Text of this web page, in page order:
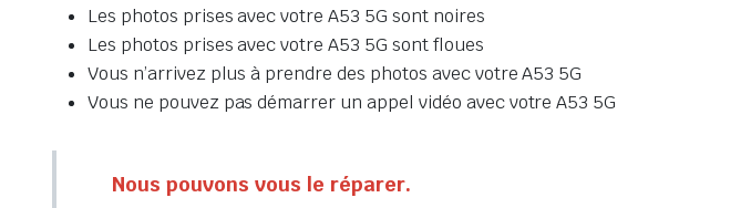
Les photos prises avec votre A53 5G sont noires
Les photos prises avec votre A53 5G sont floues
Vous n’arrivez plus à prendre des photos avec votre A53 5G
Vous ne pouvez pas démarrer un appel vidéo avec votre A53 5G
Nous pouvons vous le réparer.